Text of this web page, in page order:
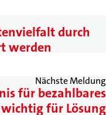
durch
werden
Nächste Meldung
für bezahlbares
für Lösung